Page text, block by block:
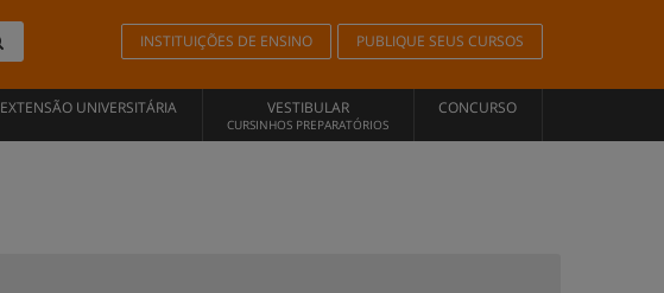
INSTITUIÇÕES DE ENSINO PUBLIQUE SEUS CURSOS
EXTENSÃO UNIVERSITÁRIA VESTIBULAR
CURSINHOS PREPARATÓRIOS
CONCURSO